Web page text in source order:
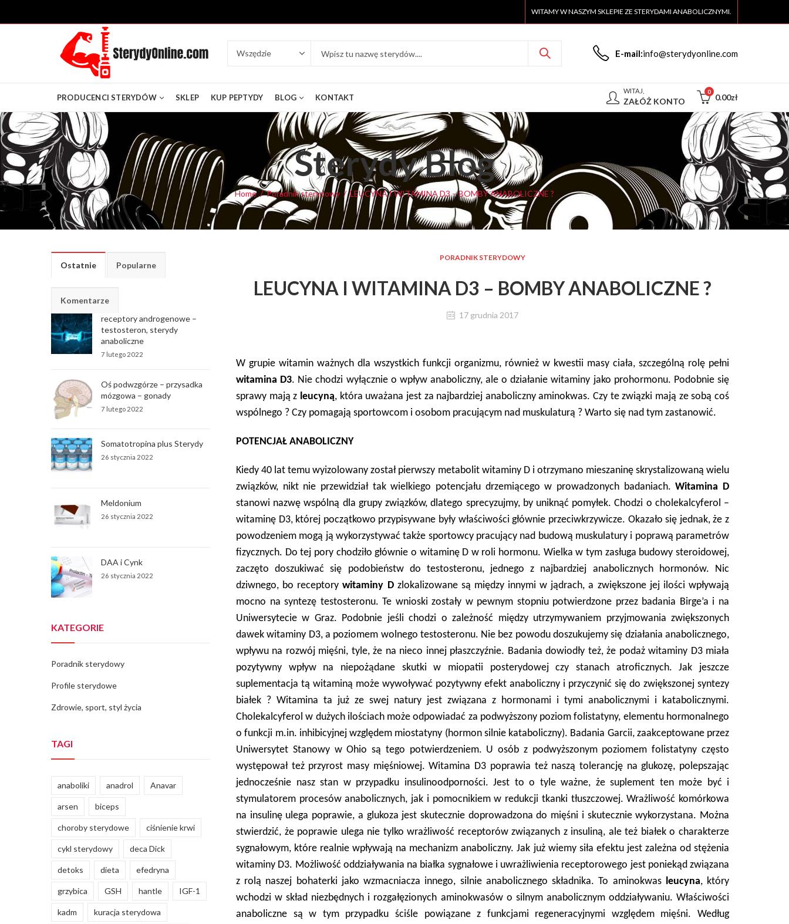
WITAMY W NASZYM SKLEPIE ZE STERYDAMI ANABOLICZNYMI.
E-mail:info@sterydyonline.com
PRODUCENCI STERYDÓW SKLEP KUP PEPTYDY BLOG KONTAKT
WITAJ,
ZAŁÓŻ KONTO
0
0.00zł
Sterydy Blog
Home Poradnik sterydowy LEUCYNA I WITAMINA D3 – BOMBY ANABOLICZNE ?
PORADNIK STERYDOWY
LEUCYNA I WITAMINA D3 – BOMBY ANABOLICZNE ?
17 grudnia 2017
W grupie witamin ważnych dla wszystkich funkcji organizmu, również w kwestii masy ciała, szczególną rolę pełni
witamina D3. Nie chodzi wyłącznie o wpływ anaboliczny, ale o działanie witaminy jako prohormonu. Podobnie się
sprawy mają z leucyną, która uważana jest za najbardziej anaboliczny aminokwas. Czy te związki mają ze sobą coś
wspólnego ? Czy pomagają sportowcom i osobom pracującym nad muskulaturą ? Warto się nad tym zastanowić.
POTENCJAŁ ANABOLICZNY
Kiedy 40 lat temu wyizolowany został pierwszy metabolit witaminy D i otrzymano mieszaninę skrystalizowaną wielu
związków, nikt nie przewidział tak wielkiego potencjału drzemiącego w prowadzonych badaniach.Witamina
D
stanowi nazwę wspólną dla grupy związków, dlatego sprecyzujmy, by uniknąć pomyłek. Chodzi o cholekalcyferol –
witaminę D3, której początkowo przypisywane były właściwości głównie przeciwkrzywicze. Okazało się jednak, że z
powodzeniem mogą ją wykorzystywać także sportowcy pracujący nad budową muskulatury i poprawą parametrów
fizycznych. Do tej pory chodziło głównie o witaminę D w roli hormonu. Wielka w tym zasługa budowy steroidowej,
zaczęto doszukiwać się podobieństw do testosteronu, jednego z najbardziej anabolicznych hormonów. Nic
dziwnego, bo receptorywitaminy Dzlokalizowane są między innymi w jądrach, a zwiększone jej ilości wpływają
mocno na syntezę testosteronu. Te wnioski zostały w pewnym stopniu potwierdzone przez badania Birge’a i na
Uniwersytecie w Graz. Podobnie jeśli chodzi o zależność między utrzymywaniem przyjmowania zwiększonych
dawek witaminy D3, a poziomem wolnego testosteronu. Nie bez powodu doszukujemy się działania anabolicznego,
wpływu na rozwój mięśni, tyle, że na nieco innej płaszczyźnie. Badania dowiodły też, że podaż witaminy D3 miała
pozytywny wpływ na niepożądane skutki w miopatii posterydowej czy stanach atroficznych. Jak jeszcze
suplementacja tą witaminą może wywoływać pozytywny efekt anaboliczny i przyczynić się do zwiększonej syntezy
białek ? Witamina ta już ze swej natury jest związana z hormonami i tymi anabolicznymi i katabolicznymi.
Cholekalcyferol w dużych ilościach może odpowiadać za podwyższony poziom folistatyny, elementu hormonalnego
o funkcji m.in. inhibicyjnej względem miostatyny (hormon silnie kataboliczny). Badania Garcii, zaakceptowane przez
Uniwersytet Stanowy w Ohio są tego potwierdzeniem. U osób z podwyższonym poziomem folistatyny często
występował też przyrost masy mięśniowej. Witamina D3 poprawia też naszą tolerancję na glukozę, polepszając
jednocześnie nasz stan w przypadku insulinoodporności. Jest to o tyle ważne, że suplement ten może być i
stymulatorem procesów anabolicznych, jak i pomocnikiem w redukcji tkanki tłuszczowej. Wrażliwość komórkowa
na insulinę ulega poprawie, a glukoza jest skutecznie doprowadzona do mięśni i skutecznie wykorzystana. Można
stwierdzić, że poprawie ulega nie tylko wrażliwość receptorów związanych z insuliną, ale też białek o charakterze
sygnałowym, które realnie wpływają na mechanizm anaboliczny. Jak już wiemy siła efektu jest zależna od stężenia
witaminy D3. Możliwość oddziaływania na białka sygnałowe i uwrażliwienia receptorowego jest poniekąd związana
z rolą naszej bohaterki jako wzmacniacza innego, silnie anabolicznego składnika. To aminokwas leucyna, który
wchodzi w skład niezbędnych i rozgałęzionych aminokwasów o silnym anabolicznym oddziaływaniu. Właściwości
anaboliczne są w tym przypadku ściśle powiązane z funkcjami regeneracyjnymi względem mięśni. Według
Ostatnie Popularne
Komentarze
receptory androgenowe –
testosteron, sterydy
anaboliczne
7 lutego 2022
Oś podwzgórze – przysadka
mózgowa – gonady
7 lutego 2022
Somatotropina plus Sterydy
26 stycznia 2022
Meldonium
26 stycznia 2022
DAA i Cynk
26 stycznia 2022
KATEGORIE
Poradnik sterydowy
Profile sterydowe
Zdrowie, sport, styl życia
TAGI
anaboliki anadrol Anavar
arsen biceps
choroby sterydowe ciśnienie krwi
cykl sterydowy deca Dick
detoks dieta efedryna
grzybica GSH hantle IGF-1
kadm kuracja sterydowa